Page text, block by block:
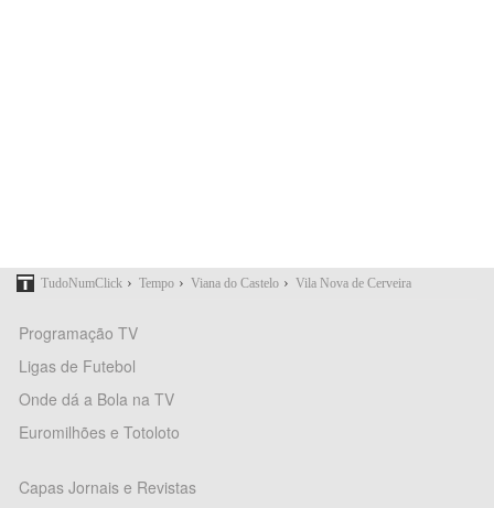
TudoNumClick › Tempo › Viana do Castelo › Vila Nova de Cerveira
Programação TV
Ligas de Futebol
Onde dá a Bola na TV
Euromilhões e Totoloto
Capas Jornais e Revistas